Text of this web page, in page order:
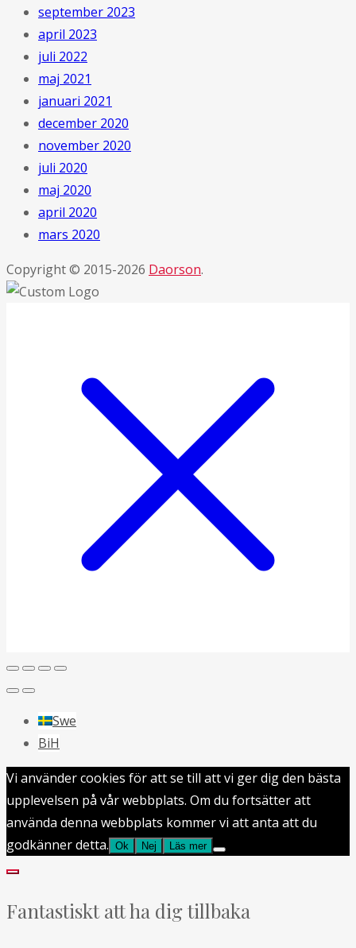
september 2023
april 2023
juli 2022
maj 2021
januari 2021
december 2020
november 2020
juli 2020
maj 2020
april 2020
mars 2020
Copyright © 2015-2026 Daorson.
Swe
BiH
Vi använder cookies för att se till att vi ger dig den bästa
upplevelsen på vår webbplats. Om du fortsätter att
använda denna webbplats kommer vi att anta att du
godkänner detta. Ok Nej Läs mer
Fantastiskt att ha dig tillbaka